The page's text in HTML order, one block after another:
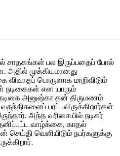
சாதகங்கள் பல இருப்பதைப் போல்
அதில் முக்கியமானது
பொருளாக மாறிவிடும்
நடிகைகள் என யாரும்
நடிகை அனுஷ்கா தன் திருமணம்
பரப்பவிருக்கிறார்கள்
அந்த வரிசையில் நடிகர்
வாழ்க்கை, காதல்
செய்தி வெளியிடும் நபர்களுக்கு